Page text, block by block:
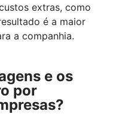
extras, como
é a maior
a companhia.
e os
por